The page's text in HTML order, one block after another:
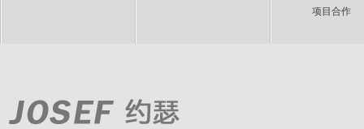
项目合作